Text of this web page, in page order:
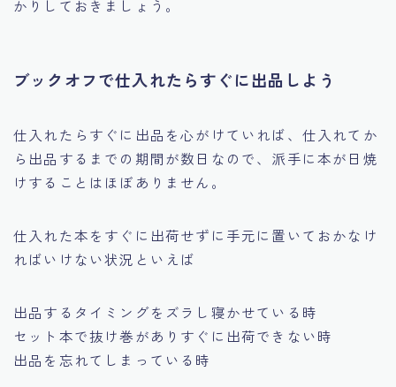
かりしておきましょう。
ブックオフで仕入れたらすぐに出品しよう
仕入れたらすぐに出品を心がけていれば、仕入れてか
ら出品するまでの期間が数日なので、派手に本が日焼
けすることはほぼありません。
仕入れた本をすぐに出荷せずに手元に置いておかなけ
ればいけない状況といえば
出品するタイミングをズラし寝かせている時
セット本で抜け巻がありすぐに出荷できない時
出品を忘れてしまっている時